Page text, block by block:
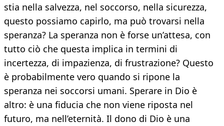
stia nella salvezza, nel soccorso, nella sicurezza,
questo possiamo capirlo, ma può trovarsi nella
speranza? La speranza non è forse un’attesa, con
tutto ciò che questa implica in termini di
incertezza, di impazienza, di frustrazione? Questo
è probabilmente vero quando si ripone la
speranza nei soccorsi umani. Sperare in Dio è
altro: è una fiducia che non viene riposta nel
futuro, ma nell’eternità. Il dono di Dio è una